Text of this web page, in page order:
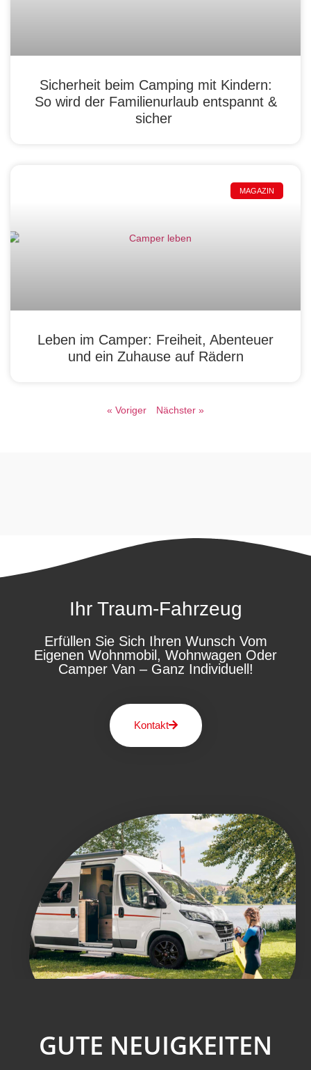
Sicherheit beim Camping mit Kindern:
So wird der Familienurlaub entspannt &
sicher
MAGAZIN
Leben im Camper: Freiheit, Abenteuer
und ein Zuhause auf Rädern
« Voriger Nächster »
Ihr Traum-Fahrzeug
Erfüllen Sie Sich Ihren Wunsch Vom
Eigenen Wohnmobil, Wohnwagen Oder
Camper Van – Ganz Individuell!
Kontakt
GUTE NEUIGKEITEN